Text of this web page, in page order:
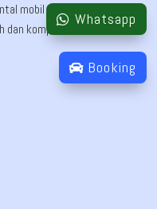
mobil dan sewa
dan kompetitif di
Whatsapp
Booking